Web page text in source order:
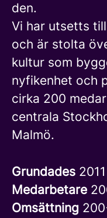
den.
Vi har utsetts
och är stolta
kultur som
nyfikenhet och
cirka 200
centrala
Malmö.
Grundades 2011
Medarbetare
Omsättning